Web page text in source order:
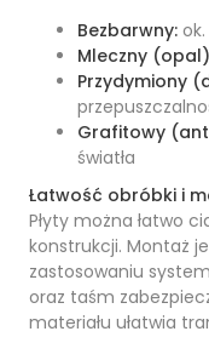
Bezbarwny: ok.
Mleczny
Przydymiony
Grafitowy
światła
Łatwość obróbki i
Płyty można łatwo
konstrukcji. Montaż
zastosowaniu
oraz taśm
materiału ułatwia